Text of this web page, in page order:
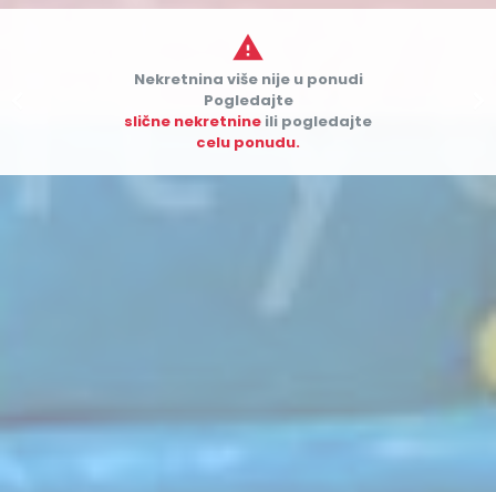

Nekretnina više nije u ponudi
Pogledajte
slične nekretnine ili pogledajte
celu ponudu.